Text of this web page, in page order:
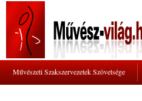
Művészeti Szakszervezetek Szövetsége